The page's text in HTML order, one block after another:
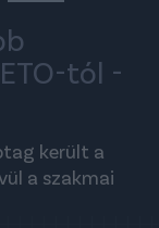
tól -
került a
a szakmai